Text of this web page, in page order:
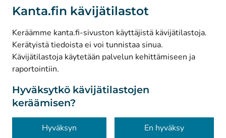
Kanta.fin kävijätilastot
Keräämme kanta.fi-sivuston käyttäjistä kävijätilastoja.
Kerätyistä tiedoista ei voi tunnistaa sinua.
Kävijätilastoja käytetään palvelun kehittämiseen ja
raportointiin.
Hyväksytkö kävijätilastojen
keräämisen?
Hyväksyn En hyväksy
Facebook(Avautuu uuteen välilehteen)
© Kanta-Palvelut, Kansaneläkelaitos
Tietosuoja
Tietoa sivustosta
Saavutettavuus
Evästeet